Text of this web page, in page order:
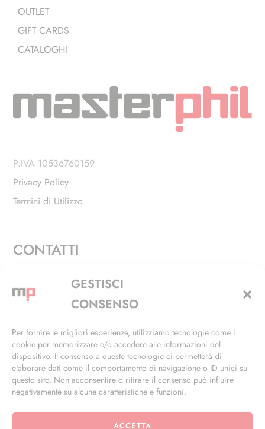
GESTISCI
CONSENSO
Per fornire le migliori esperienze, utilizziamo tecnologie come i
cookie per memorizzare e/o accedere alle informazioni del
dispositivo. Il consenso a queste tecnologie ci permetterà di
elaborare dati come il comportamento di navigazione o ID unici su
questo sito. Non acconsentire o ritirare il consenso può influire
negativamente su alcune caratteristiche e funzioni.
ACCETTA
OUTLET
GIFT CARDS
CATALOGHI
P.IVA 10536760159
Privacy Policy
Termini di Utilizzo
CONTATTI
Via Alfieri, 27 - Trezzano Sul Naviglio (MI)
+39 02 4846 3155
info@masterphil.it